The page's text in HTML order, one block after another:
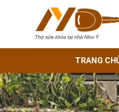
TRANG